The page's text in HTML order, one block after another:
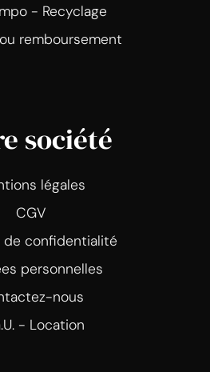
- Recyclage
remboursement
société
légales
CGV
de confidentialité
personnelles
nous
- Location